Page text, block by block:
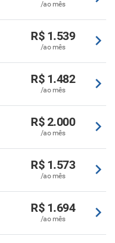
/ao mês
R$ 1.539
/ao mês
R$ 1.482
/ao mês
R$ 2.000
/ao mês
R$ 1.573
/ao mês
R$ 1.694
/ao mês